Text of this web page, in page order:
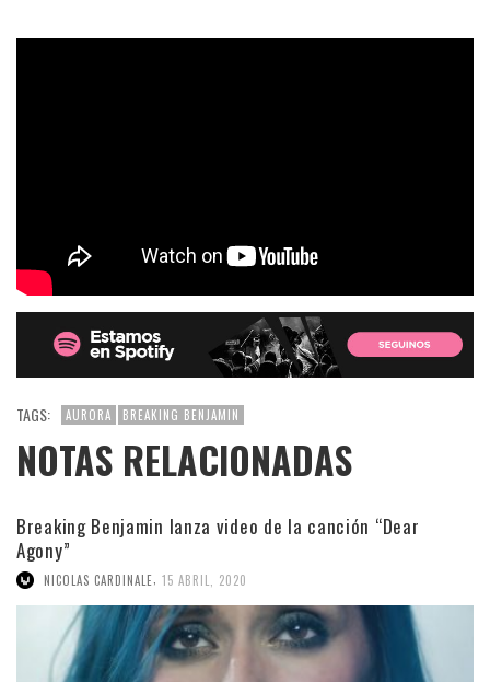
TAGS: AURORA BREAKING BENJAMIN
NOTAS RELACIONADAS
Breaking Benjamin lanza video de la canción “Dear
Agony”
NICOLAS CARDINALE, 15 ABRIL, 2020